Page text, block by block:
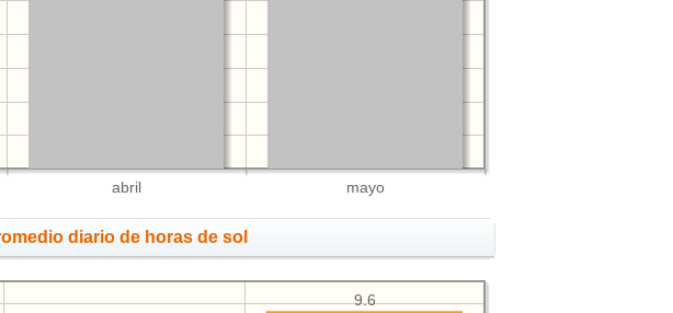
abril mayo
diario de horas de sol
9.6